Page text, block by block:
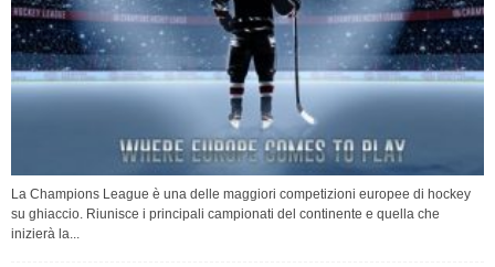
La Champions League è una delle maggiori competizioni europee di hockey
su ghiaccio. Riunisce i principali campionati del continente e quella che
inizierà la...